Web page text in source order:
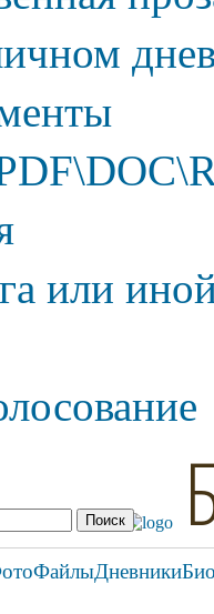
или
ФайлыДневники